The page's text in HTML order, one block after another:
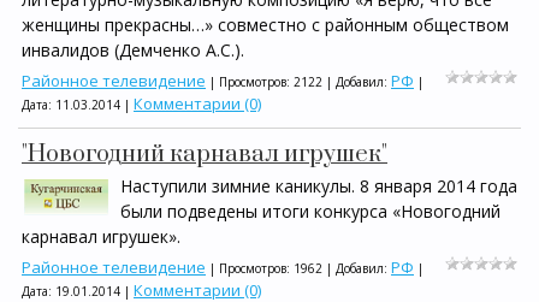
женщины прекрасны…» совместно с районным обществом
инвалидов (Демченко А.С.).
Районное телевидение | Просмотров: 2122 | Добавил: РФ |
Дата: 11.03.2014 | Комментарии (0)
"Новогодний карнавал игрушек"
Наступили зимние каникулы. 8 января 2014 года
были подведены итоги конкурса «Новогодний
карнавал игрушек».
Районное телевидение | Просмотров: 1962 | Добавил: РФ |
Дата: 19.01.2014 | Комментарии (0)